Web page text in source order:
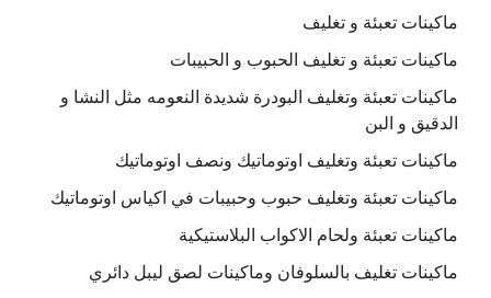
ماكينات تعبئة و تغليف
ماكينات تعبئة و تغليف الحبوب و الحبيبات
ماكينات تعبئة وتغليف البودرة شديدة النعومه مثل النشا و
الدقيق و البن
ماكينات تعبئة وتغليف اوتوماتيك ونصف اوتوماتيك
ماكينات تعبئة وتغليف حبوب وحبيبات في اكياس اوتوماتيك
ماكينات تعبئة ولحام الاكواب البلاستيكية
ماكينات تغليف بالسلوفان وماكينات لصق ليبل دائري